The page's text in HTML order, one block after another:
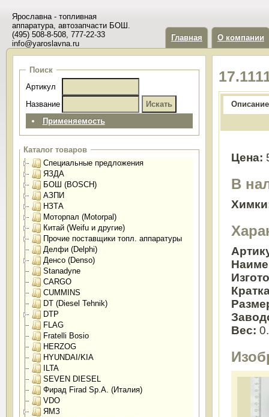
Ярославна - топливная
аппаратура, автозапчасти БОШ.
(495) 508-8-508, 777-22-33
info@yaroslavna.ru
Главная О компании
Поиск
Артикул
Название
Применяемость
Каталог товаров
Специальные предложения
ЯЗДА
БОШ (BOSCH)
АЗПИ
НЗТА
Моторпал (Motorpal)
Китай (Weifu и другие)
Прочие поставщики топл. аппаратуры
Делфи (Delphi)
Денсо (Denso)
Stanadyne
CARGO
CUMMINS
DT (Diesel Tehnik)
DTP
FLAG
Fratelli Bosio
HERZOG
HYUNDAI/KIA
ILTA
SEVEN DIESEL
Фирад Firad Sp.A. (Италия)
VDO
ЯМЗ
Описание
Цена:
В
Вес: